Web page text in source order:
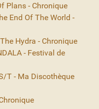
Plans - Chronique
End Of The World -
Hydra - Chronique
- Festival de
T - Ma Discothèque